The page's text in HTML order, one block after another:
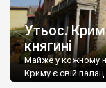
Утьос.
княгині
Майже у кожному
Криму є свій